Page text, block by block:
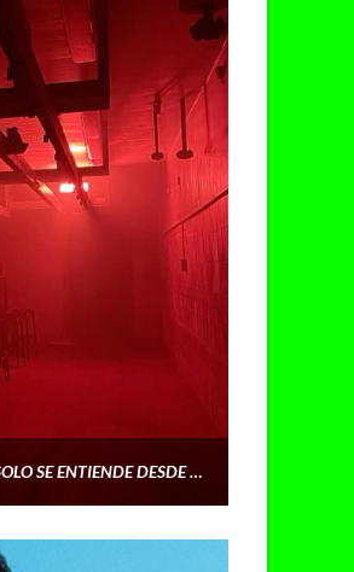
ENTRAMOS EN BPM NIGHT CLUB. LA EXPERIENCIA QUE SOLO SE ENTIENDE DESDE DENTRO